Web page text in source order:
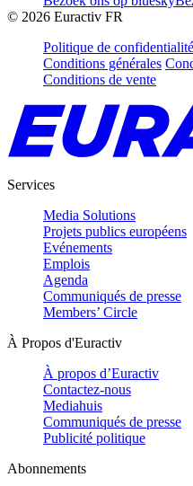
© 2026 Euractiv FR
Politique de confidentialité
Conditions générales
Conditions de vente
Services
Media Solutions
Projets publics européens
Evénements
Emplois
Agenda
Communiqués de presse
Members’ Circle
À Propos d'Euractiv
À propos d’Euractiv
Contactez-nous
Mediahuis
Communiqués de presse
Publicité politique
Abonnements